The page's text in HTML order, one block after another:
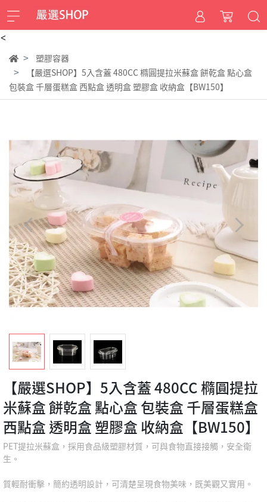
<
塑膠容器
【嚴選SHOP】5入含蓋 480CC 橢圓提拉米蘇盒 餅乾盒 點心盒
包裝盒 千層蛋糕盒 西點盒 透明盒 塑膠盒 收納盒【BW150】
【嚴選SHOP】5入含蓋 480CC 橢圓提拉
米蘇盒 餅乾盒 點心盒 包裝盒 千層蛋糕盒
西點盒 透明盒 塑膠盒 收納盒【BW150】
PET提拉米蘇盒，採用食品級塑膠材質，可與食物直接接觸，安全衛
生。
質輕耐衝擊，簡約透明設計，可清楚呈現食物美味，既美觀又實用。